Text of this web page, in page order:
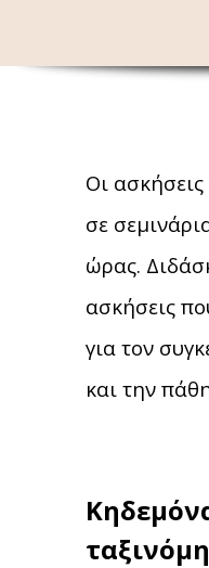
Οι
σε
ώρας.
ασκήσεις
για τον
και την